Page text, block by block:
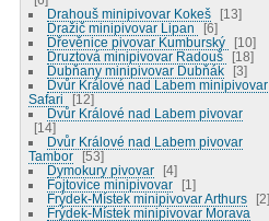
Drahouš minipivovar Kokeš
13
Dražič minipivovar Lipan
6
Dřevěnice pivovar Kumburský
10
Druztová minipivovar Radouš
18
Dubňany minipivovar Dubňák
3
Dvůr Králové nad Labem minipivovar
Safari
12
Dvůr Králové nad Labem pivovar
14
Dvůr Králové nad Labem pivovar
Tambor
53
Dymokury pivovar
4
Fojtovice minipivovar
1
Frýdek-Místek minipivovar Arthurs
2
Frýdek-Místek minipivovar Morava